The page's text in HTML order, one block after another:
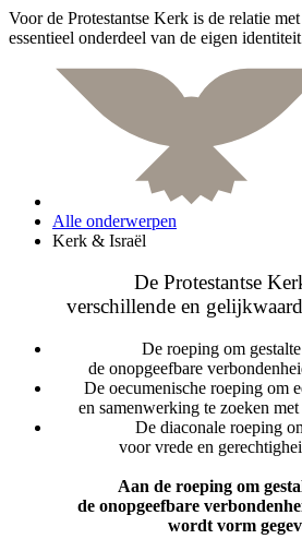
Voor de Protestantse Kerk is de relatie
essentieel onderdeel van de eigen
Alle onderwerpen
Kerk & Israël
De Protestantse
verschillende en
De roeping om
de onopgeefbare
De oecumenische roeping om
en samenwerking te zoeken met
De diaconale roeping
voor vrede en
Aan de roeping om
de onopgeefbare
wordt vorm